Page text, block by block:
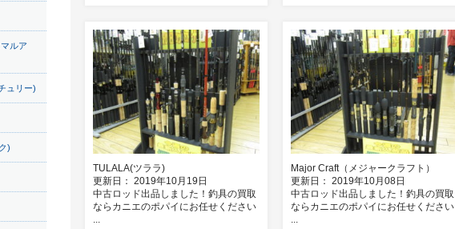
TULALA(ツララ)
更新日： 2019年10月19日
中古ロッド出品しました！釣具の買取
ならカニエのポパイにお任せください
...
Major Craft（メジャークラフト）
更新日： 2019年10月08日
中古ロッド出品しました！釣具の買取
ならカニエのポパイにお任せください
...
ルア
ュリー)
)